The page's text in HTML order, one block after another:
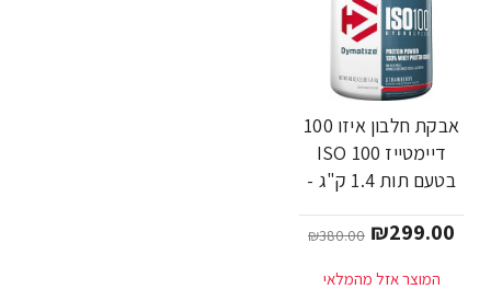
-21%
אבקת חלבון איזו 100
דיימטייז ISO 100
בטעם תות 1.4 ק"ג -
Nutrition
₪299.00
₪380.00